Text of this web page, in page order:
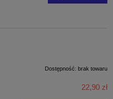
Dostępność: brak towaru
22,90 zł